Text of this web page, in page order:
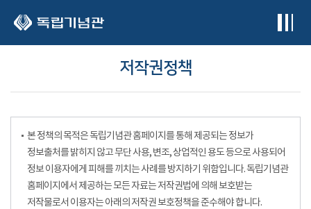
저작권정책
본 정책의 목적은 독립기념관 홈페이지를 통해 제공되는 정보가
정보출처를 밝히지 않고 무단 사용, 변조, 상업적인 용도 등으로 사용되어
정보 이용자에게 피해를 끼치는 사례를 방지하기 위함입니다. 독립기념관
홈페이지에서 제공하는 모든 자료는 저작권법에 의해 보호받는
저작물로서 이용자는 아래의 저작권 보호정책을 준수해야 합니다.